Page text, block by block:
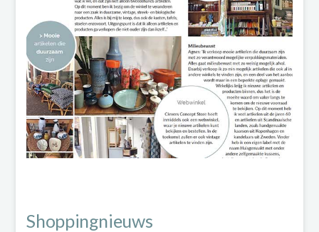
Shoppingnieuws